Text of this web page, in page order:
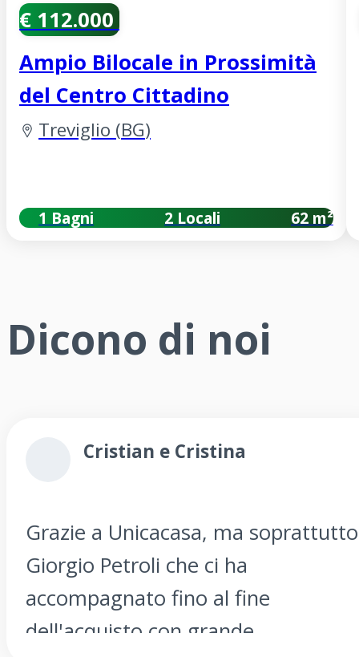
€ 112.000
Ampio Bilocale in Prossimità
del Centro Cittadino
Treviglio (BG)
1 Bagni 2 Locali 62 m²
Dicono di noi
Cristian e Cristina
Grazie a Unicacasa, ma soprattutto
Giorgio Petroli che ci ha
accompagnato fino al fine
dell'acquisto con grande